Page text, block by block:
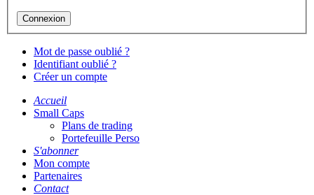
Mot de passe oublié ?
Identifiant oublié ?
Créer un compte
Accueil
Small Caps
Plans de trading
Portefeuille Perso
S'abonner
Mon compte
Partenaires
Contact